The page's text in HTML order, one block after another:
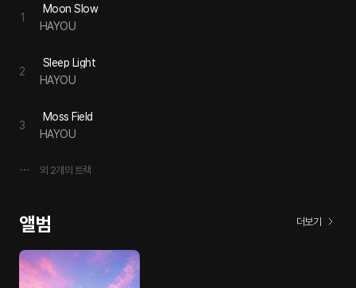
1
Moon Slow
HAYOU
2
Sleep Light
HAYOU
3
Moss Field
HAYOU
외 2개의 트랙
앨범 더보기